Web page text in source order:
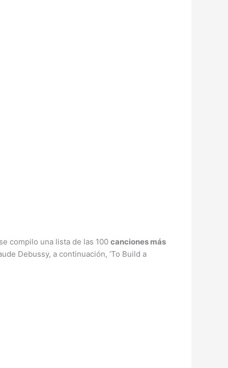
compilo una lista de las 100 canciones más
Debussy, a continuación, ‘To Build a